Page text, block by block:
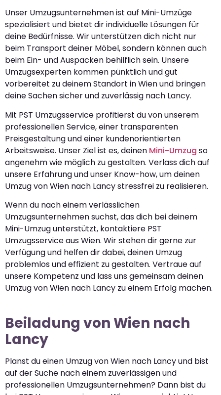
Unser Umzugsunternehmen ist auf Mini-Umzüge
spezialisiert und bietet dir individuelle Lösungen für
deine Bedürfnisse. Wir unterstützen dich nicht nur
beim Transport deiner Möbel, sondern können auch
beim Ein- und Auspacken behilflich sein. Unsere
Umzugsexperten kommen pünktlich und gut
vorbereitet zu deinem Standort in Wien und bringen
deine Sachen sicher und zuverlässig nach Lancy.
Mit PST Umzugsservice profitierst du von unserem
professionellen Service, einer transparenten
Preisgestaltung und einer kundenorientierten
Arbeitsweise. Unser Ziel ist es, deinen Mini-Umzug so
angenehm wie möglich zu gestalten. Verlass dich auf
unsere Erfahrung und unser Know-how, um deinen
Umzug von Wien nach Lancy stressfrei zu realisieren.
Wenn du nach einem verlässlichen
Umzugsunternehmen suchst, das dich bei deinem
Mini-Umzug unterstützt, kontaktiere PST
Umzugsservice aus Wien. Wir stehen dir gerne zur
Verfügung und helfen dir dabei, deinen Umzug
problemlos und effizient zu gestalten. Vertraue auf
unsere Kompetenz und lass uns gemeinsam deinen
Umzug von Wien nach Lancy zu einem Erfolg machen.
Beiladung von Wien nach
Lancy
Planst du einen Umzug von Wien nach Lancy und bist
auf der Suche nach einem zuverlässigen und
professionellen Umzugsunternehmen? Dann bist du